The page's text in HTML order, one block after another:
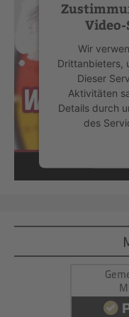
Wir
Drittanbieters,
Dieser
Aktivitäten
Details durch
des
powered